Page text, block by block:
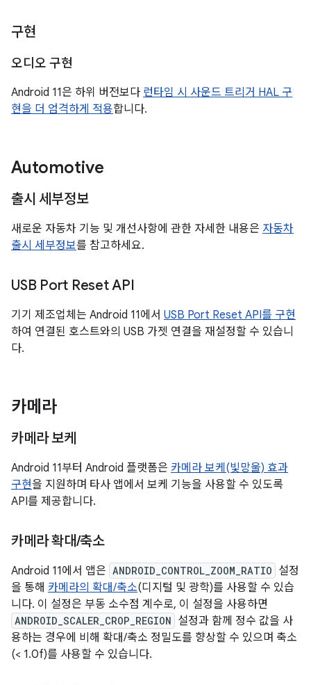
구현
오디오 구현
Android 11은 하위 버전보다 런타임 시 사운드 트리거 HAL 구
현을 더 엄격하게 적용합니다.
Automotive
출시 세부정보
새로운 자동차 기능 및 개선사항에 관한 자세한 내용은 자동차
출시 세부정보를 참고하세요.
USB Port Reset API
기기 제조업체는 Android 11에서 USB Port Reset API를 구현
하여 연결된 호스트와의 USB 가젯 연결을 재설정할 수 있습니
다.
카메라
카메라 보케
Android 11부터 Android 플랫폼은 카메라 보케(빛망울) 효과
구현을 지원하며 타사 앱에서 보케 기능을 사용할 수 있도록
API를 제공합니다.
카메라 확대/축소
Android 11에서 앱은 ANDROID_CONTROL_ZOOM_RATIO 설정
을 통해 카메라의 확대/축소(디지털 및 광학)를 사용할 수 있습
니다. 이 설정은 부동 소수점 계수로, 이 설정을 사용하면
ANDROID_SCALER_CROP_REGION 설정과 함께 정수 값을 사
용하는 경우에 비해 확대/축소 정밀도를 향상할 수 있으며 축소
(< 1.0f)를 사용할 수 있습니다.